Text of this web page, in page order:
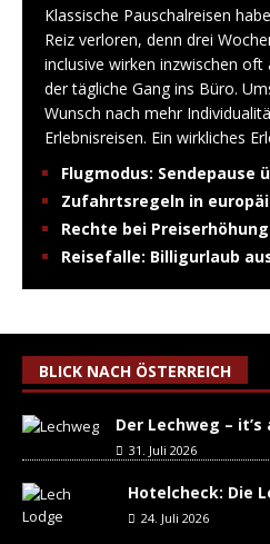
Klassische Pauschalreisen
Reiz verloren, denn drei
inclusive wirken inzwischen
der tägliche Gang ins Büro.
Wunsch nach mehr
Erlebnisreisen. Ein wirkliches
Flugmodus: Sendepause
Zufahrtsregeln in
Rechte bei
Reisefalle: Billigurlaub
BLICK NACH ÖSTERREICH
Der Lechweg –
31. Juli 2026
Hotelcheck: Die
24. Juli 2026